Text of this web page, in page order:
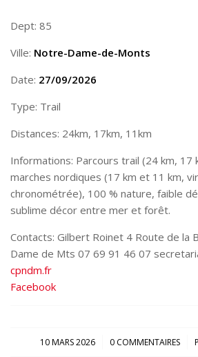
Dept: 85
Ville: Notre-Dame-de-Monts
Date: 27/09/2026
Type: Trail
Distances: 24km, 17km, 11km
Informations: Parcours trail (24 km, 17
marches nordiques (17 km et 11 km,
chronométrée), 100 % nature, faible
sublime décor entre mer et forêt.
Contacts: Gilbert Roinet 4 Route de la
Dame de Mts 07 69 91 46 07
cpndm.fr
Facebook
10 MARS 2026
/ 0 COMMENTAIRES
/